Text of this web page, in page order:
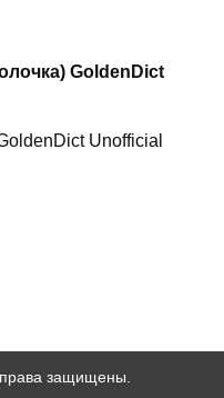
GoldenDict
Unofficial
защищены.